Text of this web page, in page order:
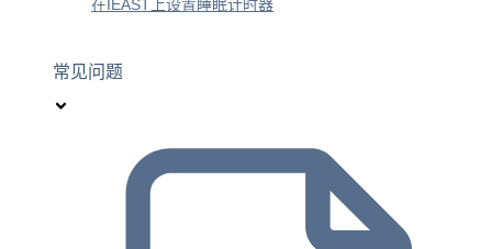
在IEAST上设置睡眠计时器
常见问题